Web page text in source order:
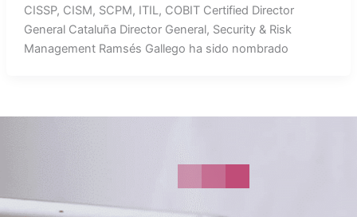
CISSP, CISM, SCPM, ITIL, COBIT Certified Director
General Cataluña Director General, Security & Risk
Management Ramsés Gallego ha sido nombrado